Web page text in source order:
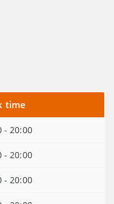
time
- 20:00
- 20:00
- 20:00